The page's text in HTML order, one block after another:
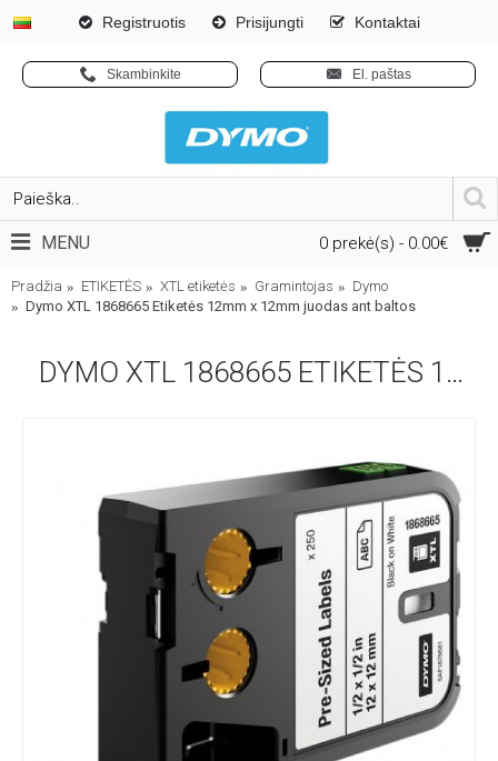
Registruotis Prisijungti Kontaktai
Skambinkite El. paštas
0 prekė(s) - 0.00€
MENU
Pradžia ETIKETĖS XTL etiketės Gramintojas
Dymo
Dymo XTL 1868665 Etiketės 12mm x 12mm juodas ant baltos
DYMO XTL 1868665 ETIKETĖS 12MM X 12MM JUODAS ANT BALTOS